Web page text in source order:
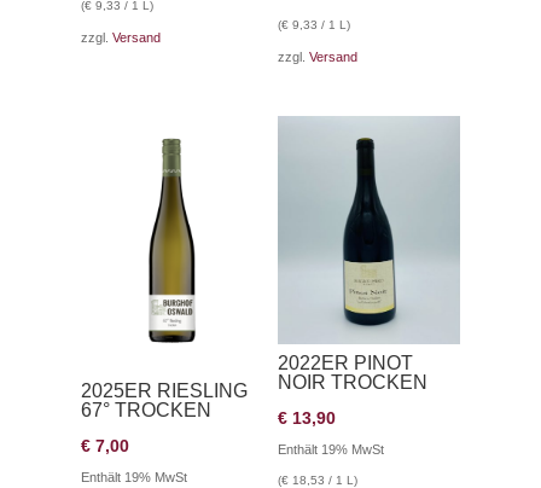
(€ 9,33 / 1 L)
zzgl.Versand
(€ 9,33 / 1 L)
zzgl.Versand
2025ER RIESLING
67° TROCKEN
€ 7,00
Enthält 19% MwSt
2022ER PINOT
NOIR TROCKEN
€ 13,90
Enthält 19% MwSt
(€ 18,53 / 1 L)